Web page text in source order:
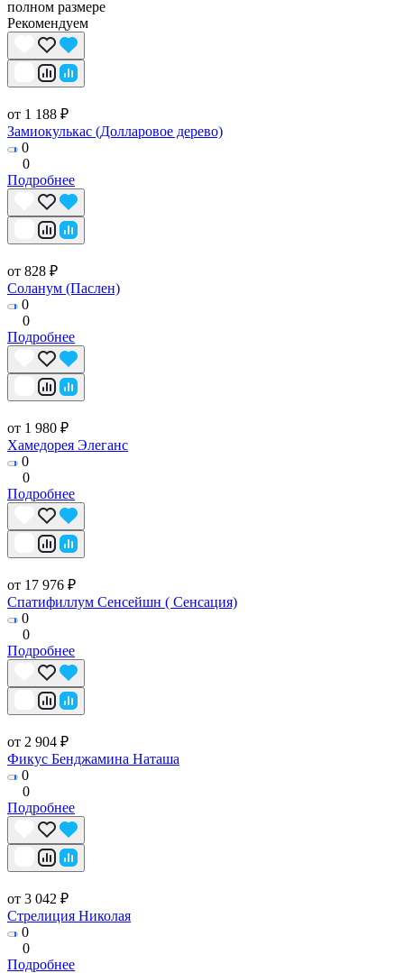
полном размере
Рекомендуем
от 1 188 ₽
Замиокулькас (Долларовое дерево)
0
0
Подробнее
от 828 ₽
Соланум (Паслен)
0
0
Подробнее
от 1 980 ₽
Хамедорея Элеганс
0
0
Подробнее
от 17 976 ₽
Спатифиллум Сенсейшн ( Сенсация)
0
0
Подробнее
от 2 904 ₽
Фикус Бенджамина Наташа
0
0
Подробнее
от 3 042 ₽
Стрелиция Николая
0
0
Подробнее